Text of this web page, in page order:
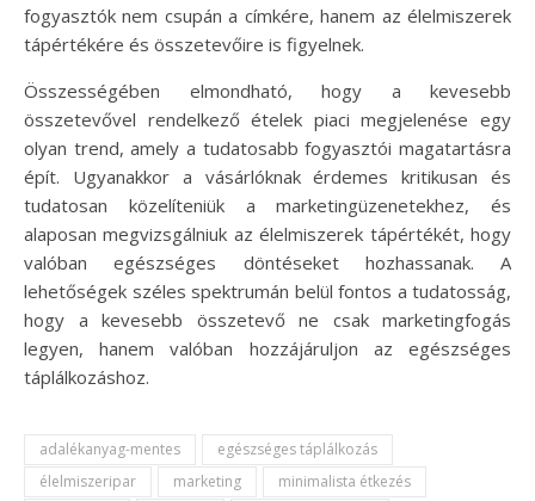
fogyasztók nem csupán a címkére, hanem az élelmiszerek
tápértékére és összetevőire is figyelnek.
Összességében elmondható, hogy a kevesebb
összetevővel rendelkező ételek piaci megjelenése egy
olyan trend, amely a tudatosabb fogyasztói magatartásra
épít. Ugyanakkor a vásárlóknak érdemes kritikusan és
tudatosan közelíteniük a marketingüzenetekhez, és
alaposan megvizsgálniuk az élelmiszerek tápértékét, hogy
valóban egészséges döntéseket hozhassanak. A
lehetőségek széles spektrumán belül fontos a tudatosság,
hogy a kevesebb összetevő ne csak marketingfogás
legyen, hanem valóban hozzájáruljon az egészséges
táplálkozáshoz.
adalékanyag-mentes
egészséges táplálkozás
élelmiszeripar
marketing
minimalista étkezés